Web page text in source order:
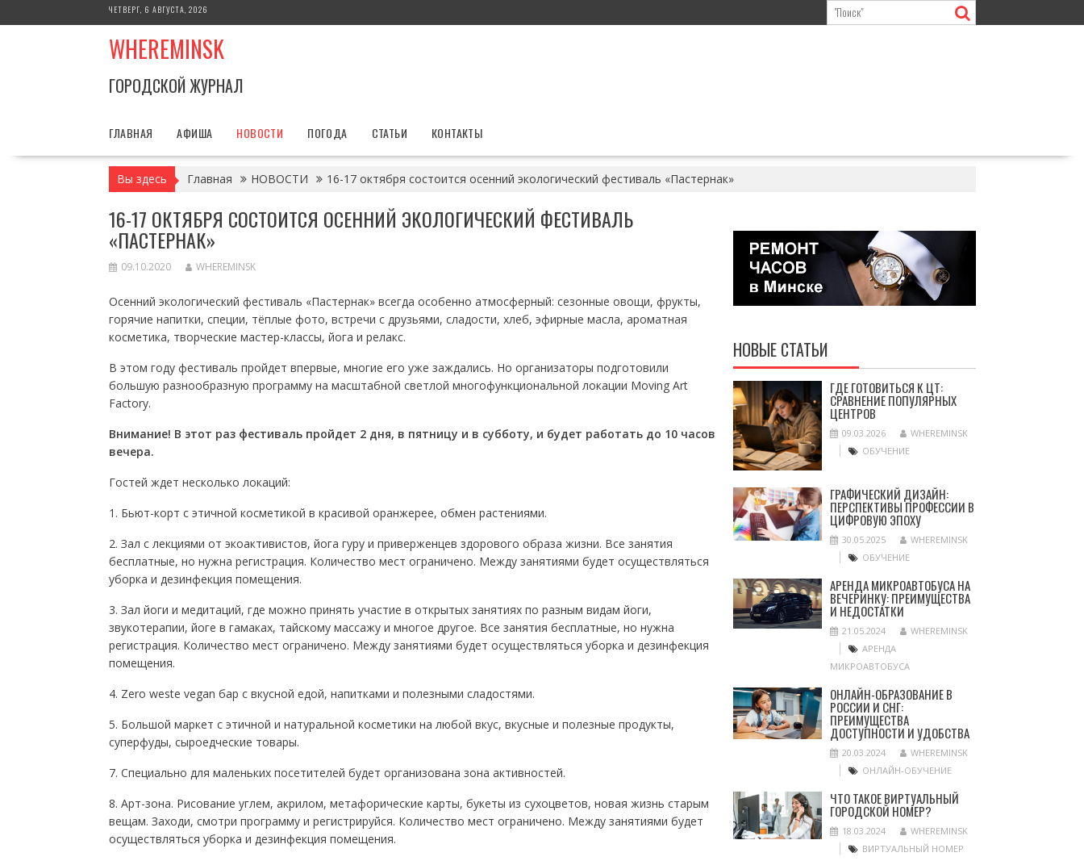
к
ЧЕТВЕРГ, 6 АВГУСТА, 2026
WHEREMINSK
ГОРОДСКОЙ ЖУРНАЛ
ГЛАВНАЯ АФИША НОВОСТИ ПОГОДА СТАТЬИ КОНТАКТЫ
Вы здесь Главная НОВОСТИ 16-17 октября состоится осенний экологический фестиваль «Пастернак»
16-17 ОКТЯБРЯ СОСТОИТСЯ ОСЕННИЙ ЭКОЛОГИЧЕСКИЙ ФЕСТИВАЛЬ
«ПАСТЕРНАК»
09.10.2020 WHEREMINSK
Осенний экологический фестиваль «Пастернак» всегда особенно атмосферный: сезонные овощи, фрукты,
горячие напитки, специи, тёплые фото, встречи с друзьями, сладости, хлеб, эфирные масла, ароматная
косметика, творческие мастер-классы, йога и релакс.
В этом году фестиваль пройдет впервые, многие его уже заждались. Но организаторы подготовили
большую разнообразную программу на масштабной светлой многофункциональной локации Moving Art
Factory.
Внимание! В этот раз фестиваль пройдет 2 дня, в пятницу и в субботу, и будет работать до 10 часов
вечера.
Гостей ждет несколько локаций:
1. Бьют-корт с этичной косметикой в красивой оранжерее, обмен растениями.
2. Зал с лекциями от экоактивистов, йога гуру и приверженцев здорового образа жизни. Все занятия
бесплатные, но нужна регистрация. Количество мест ограничено. Между занятиями будет осуществляться
уборка и дезинфекция помещения.
3. Зал йоги и медитаций, где можно принять участие в открытых занятиях по разным видам йоги,
звукотерапии, йоге в гамаках, тайскому массажу и многое другое. Все занятия бесплатные, но нужна
регистрация. Количество мест ограничено. Между занятиями будет осуществляться уборка и дезинфекция
помещения.
4. Zero weste vegan бар с вкусной едой, напитками и полезными сладостями.
5. Большой маркет с этичной и натуральной косметики на любой вкус, вкусные и полезные продукты,
суперфуды, сыроедческие товары.
7. Специально для маленьких посетителей будет организована зона активностей.
8. Арт-зона. Рисование углем, акрилом, метафорические карты, букеты из сухоцветов, новая жизнь старым
вещам. Заходи, смотри программу и регистрируйся. Количество мест ограничено. Между занятиями будет
осуществляться уборка и дезинфекция помещения.
НОВЫЕ СТАТЬИ
ГДЕ ГОТОВИТЬСЯ К ЦТ:
СРАВНЕНИЕ ПОПУЛЯРНЫХ
ЦЕНТРОВ
09.03.2026
WHEREMINSK
ОБУЧЕНИЕ
ГРАФИЧЕСКИЙ ДИЗАЙН:
ПЕРСПЕКТИВЫ ПРОФЕССИИ В
ЦИФРОВУЮ ЭПОХУ
30.05.2025
WHEREMINSK
ОБУЧЕНИЕ
АРЕНДА МИКРОАВТОБУСА НА
ВЕЧЕРИНКУ: ПРЕИМУЩЕСТВА
И НЕДОСТАТКИ
21.05.2024
WHEREMINSK
АРЕНДА
МИКРОАВТОБУСА
ОНЛАЙН-ОБРАЗОВАНИЕ В
РОССИИ И СНГ:
ПРЕИМУЩЕСТВА
ДОСТУПНОСТИ И УДОБСТВА
20.03.2024
WHEREMINSK
ОНЛАЙН-ОБУЧЕНИЕ
ЧТО ТАКОЕ ВИРТУАЛЬНЫЙ
ГОРОДСКОЙ НОМЕР?
18.03.2024
WHEREMINSK
ВИРТУАЛЬНЫЙ НОМЕР